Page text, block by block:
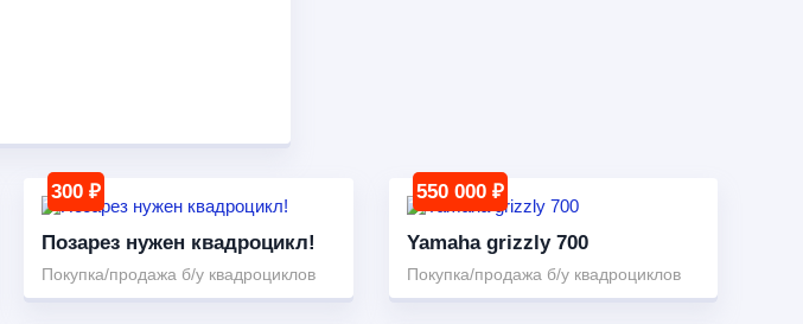
300 ₽
Позарез нужен квадроцикл!
Покупка/продажа б/у квадроциклов
550 000 ₽
Yamaha grizzly 700
Покупка/продажа б/у квадроциклов